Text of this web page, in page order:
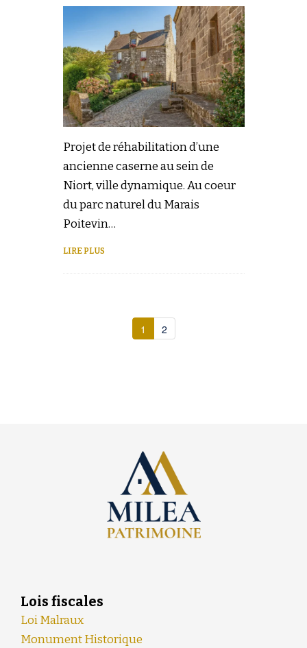
Projet de réhabilitation d’une
ancienne caserne au sein de
Niort, ville dynamique. Au coeur
du parc naturel du Marais
Poitevin…
LIRE PLUS
1 2
Lois fiscales
Loi Malraux
Monument Historique